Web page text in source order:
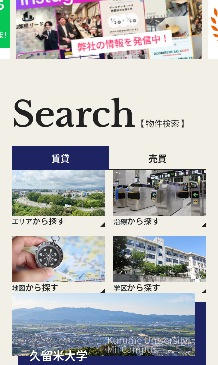
Search 【 物件検索 】
賃貸 売買
エリアから探す 沿線から探す
地図から探す 学区から探す
Kurume University,
Mii Campus
久留米大学